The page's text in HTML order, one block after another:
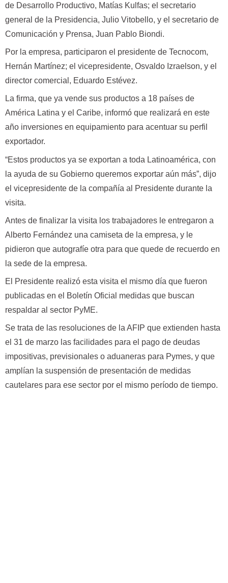
de Desarrollo Productivo, Matías Kulfas; el secretario
general de la Presidencia, Julio Vitobello, y el secretario de
Comunicación y Prensa, Juan Pablo Biondi.
Por la empresa, participaron el presidente de Tecnocom,
Hernán Martínez; el vicepresidente, Osvaldo Izraelson, y el
director comercial, Eduardo Estévez.
La firma, que ya vende sus productos a 18 países de
América Latina y el Caribe, informó que realizará en este
año inversiones en equipamiento para acentuar su perfil
exportador.
“Estos productos ya se exportan a toda Latinoamérica, con
la ayuda de su Gobierno queremos exportar aún más”, dijo
el vicepresidente de la compañía al Presidente durante la
visita.
Antes de finalizar la visita los trabajadores le entregaron a
Alberto Fernández una camiseta de la empresa, y le
pidieron que autografíe otra para que quede de recuerdo en
la sede de la empresa.
El Presidente realizó esta visita el mismo día que fueron
publicadas en el Boletín Oficial medidas que buscan
respaldar al sector PyME.
Se trata de las resoluciones de la AFIP que extienden hasta
el 31 de marzo las facilidades para el pago de deudas
impositivas, previsionales o aduaneras para Pymes, y que
amplían la suspensión de presentación de medidas
cautelares para ese sector por el mismo período de tiempo.